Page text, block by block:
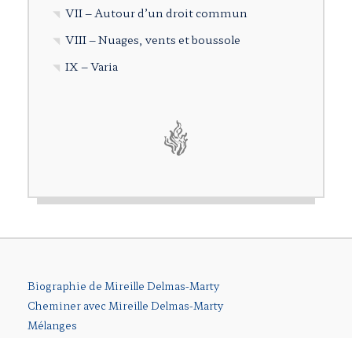
VII – Autour d’un droit commun
VIII – Nuages, vents et boussole
IX – Varia
Biographie de Mireille Delmas-Marty
Cheminer avec Mireille Delmas-Marty
Mélanges